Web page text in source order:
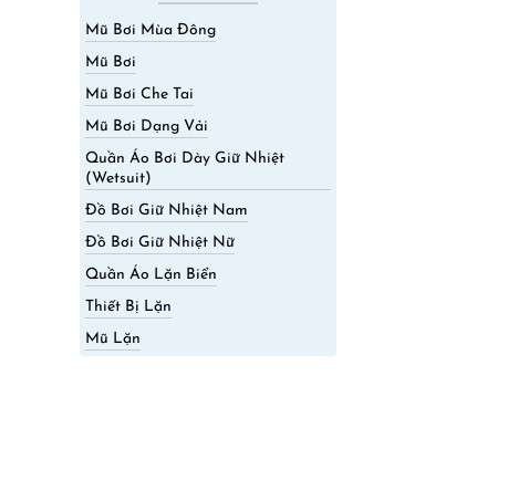
Mũ Bơi Mùa Đông
Mũ Bơi
Mũ Bơi Che Tai
Mũ Bơi Dạng Vải
Quần Áo Bơi Dày Giữ Nhiệt
(Wetsuit)
Đồ Bơi Giữ Nhiệt Nam
Đồ Bơi Giữ Nhiệt Nữ
Quần Áo Lặn Biển
Thiết Bị Lặn
Mũ Lặn